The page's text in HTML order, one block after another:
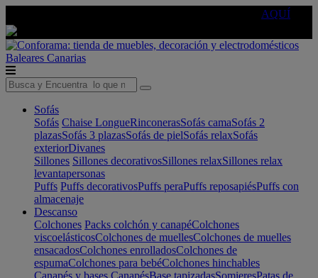
AQUÍ
Baleares Canarias
Sofás
Sofás Chaise LongueRinconerasSofás camaSofás 2
plazasSofás 3 plazasSofás de pielSofás relaxSofás
exteriorDivanes
Sillones Sillones decorativosSillones relaxSillones relax
levantapersonas
Puffs Puffs decorativosPuffs peraPuffs reposapiésPuffs con
almacenaje
Descanso
Colchones Packs colchón y canapéColchones
viscoelásticosColchones de muellesColchones de muelles
ensacadosColchones enrolladosColchones de
espumaColchones para bebéColchones hinchables
Canapés y bases CanapésBase tapizadasSomieresPatas de